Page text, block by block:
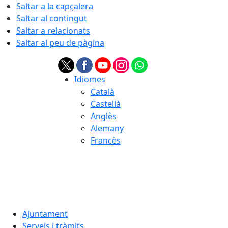
Saltar a la capçalera
Saltar al contingut
Saltar a relacionats
Saltar al peu de pàgina
Idiomes
Català
Castellà
Anglès
Alemany
Francès
Ajuntament